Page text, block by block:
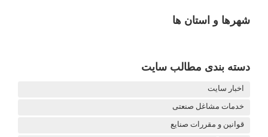
شهرها و استان ها
دسته بندی مطالب سایت
اخبار سایت
خدمات مشاغل صنعتی
قوانین و مقررات صنایع